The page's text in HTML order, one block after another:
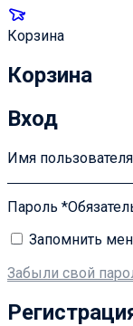
Корзина
Корзина
Вход
Имя
Пароль *
Запомнить
Забыли свой